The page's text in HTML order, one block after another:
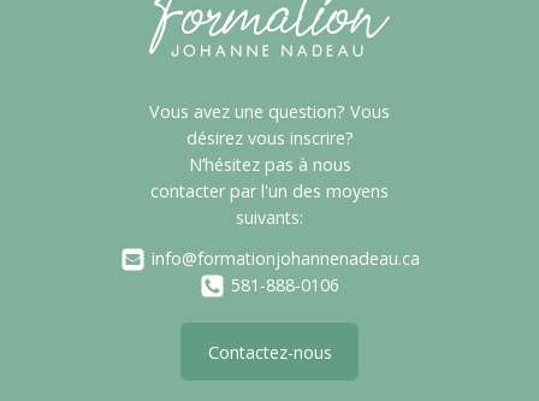
Vous avez une question? Vous
désirez vous inscrire?
N’hésitez pas à nous
contacter par l'un des moyens
suivants:
info@formationjohannenadeau.ca
581-888-0106
Contactez-nous